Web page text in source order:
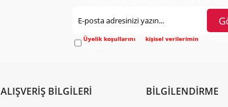
Üyelik koşullarını vekişisel verilerimin
ALIŞVERİŞ BİLGİLERİ BİLGİLENDİRME